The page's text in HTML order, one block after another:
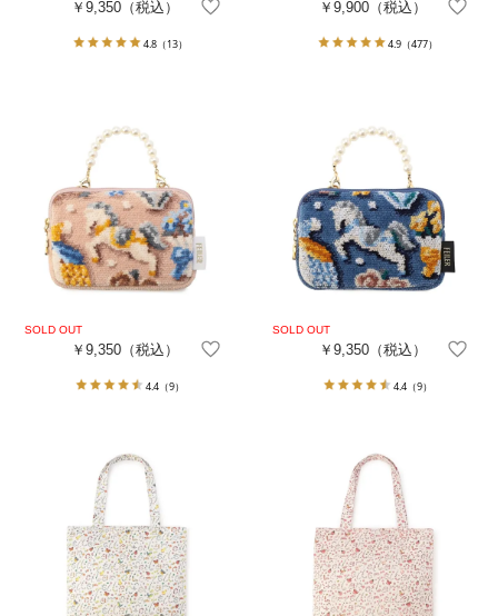
￥9,350 （税込）
4.8（13）
￥9,900（税込）
4.9（477）
￥9,350 （税込）
4.4 （9）
￥9,350（税込）
4.4（9）